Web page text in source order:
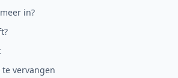
in?
vervangen